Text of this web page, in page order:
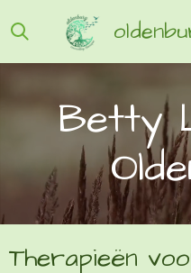
Ga
direct
naar
hoofdinhoudBetty
Therapieën